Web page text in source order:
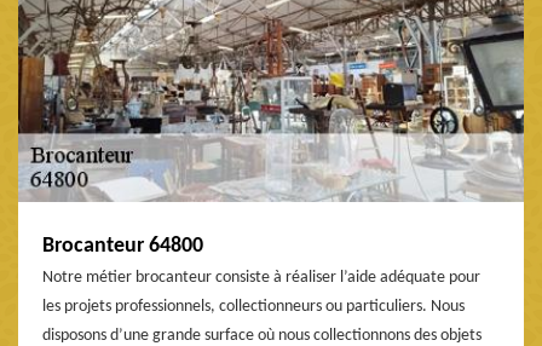
Brocanteur 64800
Notre métier brocanteur consiste à réaliser l’aide adéquate pour
les projets professionnels, collectionneurs ou particuliers. Nous
disposons d’une grande surface où nous collectionnons des objets